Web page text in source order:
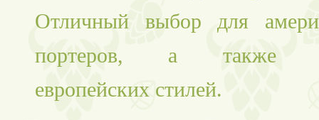
Отличный выбор для
портеров, а также
европейских стилей.